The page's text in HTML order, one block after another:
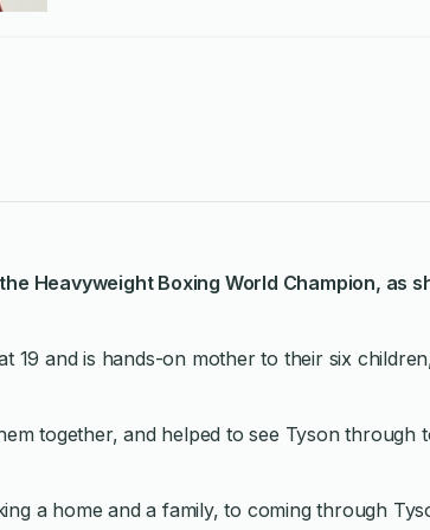
Heavyweight Boxing World Champion, as
and is hands-on mother to their six
together, and helped to see Tyson through
a home and a family, to coming through